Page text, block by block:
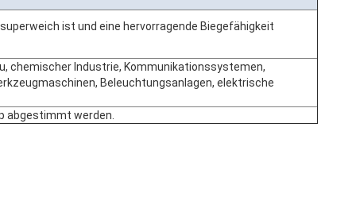
ist und eine hervorragende Biegefähigkeit
chemischer Industrie, Kommunikationssystemen,
Beleuchtungsanlagen, elektrische
abgestimmt werden.